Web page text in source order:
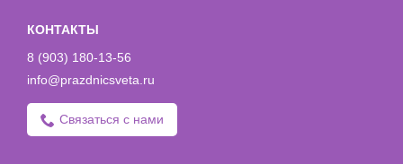
КОНТАКТЫ
8 (903) 180-13-56
info@prazdnicsveta.ru
Связаться с нами